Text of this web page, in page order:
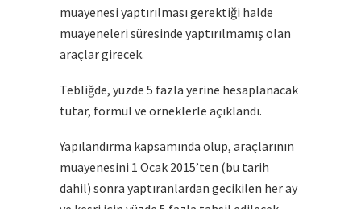
muayenesi yaptırılması gerektiği halde
muayeneleri süresinde yaptırılmamış olan
araçlar girecek.
Tebliğde, yüzde 5 fazla yerine hesaplanacak
tutar, formül ve örneklerle açıklandı.
Yapılandırma kapsamında olup, araçlarının
muayenesini 1 Ocak 2015’ten (bu tarih
dahil) sonra yaptıranlardan gecikilen her ay